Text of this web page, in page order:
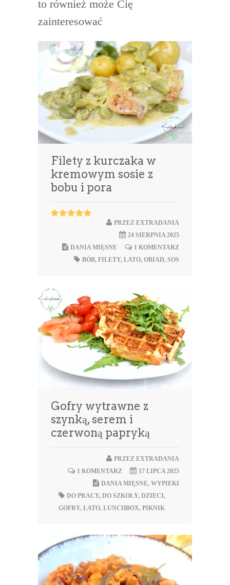
to również może Cię
zainteresować
Filety z kurczaka w
kremowym sosie z
bobu i pora
PRZEZ EXTRADANIA
24 SIERPNIA 2025
1 KOMENTARZ
DANIA MIĘSNE
BÓB, FILETY, LATO, OBIAD, SOS
Gofry wytrawne z
szynką, serem i
czerwoną papryką
PRZEZ EXTRADANIA
17 LIPCA 2025
1 KOMENTARZ
DANIA MIĘSNE, WYPIEKI
DO PRACY, DO SZKOŁY, DZIECI,
GOFRY, LATO, LUNCHBOX, PIKNIK